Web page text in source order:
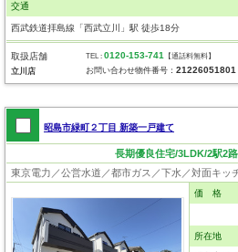
交通
西武鉄道拝島線「西武立川」駅 徒歩18分
取扱店舗
立川店
TEL :0120-153-741 【通話料無料】
お問い合わせ物件番号：21226051801
昭島市緑町２丁目 新築一戸建て
長期優良住宅/3LDK/2駅2
価 格
所在地